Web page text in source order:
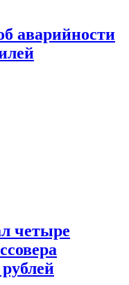
аварийности
четыре